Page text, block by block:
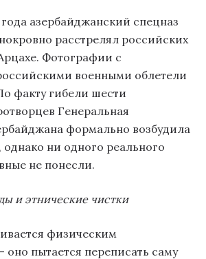
года азербайджанский спецназ
расстрелял российских
Фотографии с
военными облетели
факту гибели шести
Генеральная
формально возбудила
однако ни одного реального
не понесли.
и этнические чистки
физическим
пытается переписать саму